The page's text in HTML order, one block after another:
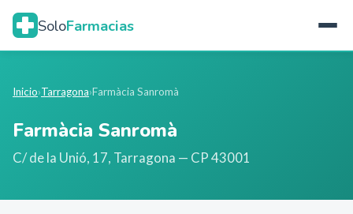
SoloFarmacias
Inicio›Tarragona›Farmàcia Sanromà
Farmàcia Sanromà
C/ de la Unió, 17, Tarragona — CP 43001